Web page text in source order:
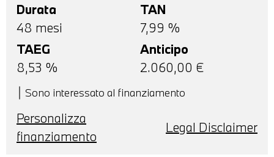
Durata
48 mesi
TAN
7,99 %
TAEG
8,53 %
Anticipo
2.060,00 €
Sono interessato al finanziamento
Personalizza
finanziamento
Legal Disclaimer